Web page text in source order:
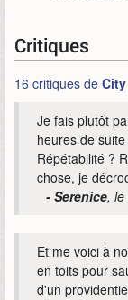
Critiques
16 critiques de
Je fais plutôt
heures de
Répétabilité ?
chose, je
- Serenice, le
Et me voici à
en toits pour
d'un